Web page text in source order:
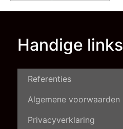
Handige links
Referenties
Algemene voorwaarden
Privacyverklaring